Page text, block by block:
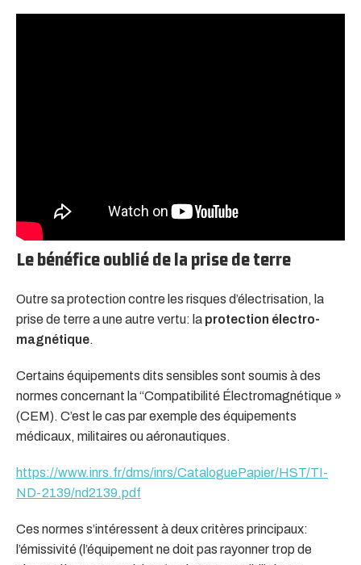
Le bénéfice oublié de la prise de terre
Outre sa protection contre les risques d’électrisation, la
prise de terre a une autre vertu: la protection électro-
magnétique.
Certains équipements dits sensibles sont soumis à des
normes concernant la “Compatibilité Électromagnétique »
(CEM). C’est le cas par exemple des équipements
médicaux, militaires ou aéronautiques.
https://www.inrs.fr/dms/inrs/CataloguePapier/HST/TI-
ND-2139/nd2139.pdf
Ces normes s’intéressent à deux critères principaux:
l’émissivité (l’équipement ne doit pas rayonner trop de